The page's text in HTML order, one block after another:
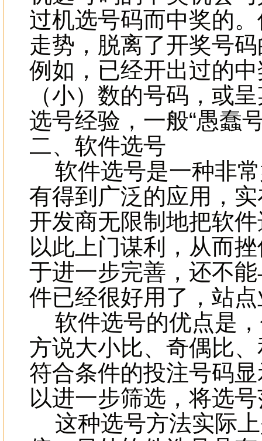
过机选号码而中奖的
走势，脱离了开奖号
例如，已经开出过的
（小）数的号码，或
选号经验，一般“愚蠢
二、软件选号
软件选号是一种非常
有得到广泛的应用，
开发商无限制地把软
以此上门谋利，从而
于进一步完善，还不
件已经很好用了，站
软件选号的优点是，
方说大小比、奇偶比
符合条件的投注号码
以进一步筛选，将选
这种选号方法实际上